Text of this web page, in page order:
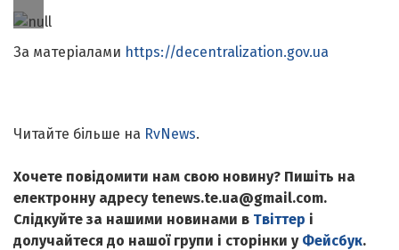
За матеріалами https://decentralization.gov.ua
Читайте більше на RvNews.
Хочете повідомити нам свою новину? Пишіть на
електронну адресу tenews.te.ua@gmail.com.
Слідкуйте за нашими новинами в Твіттер і
долучайтеся до нашої групи і сторінки у Фейсбук.